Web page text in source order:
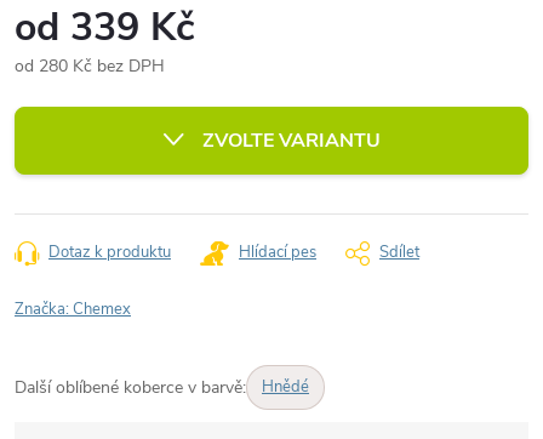
od 339 Kč
od 280 Kč bez DPH
cena:
ZVOLTE VARIANTU
Dotaz k produktu Hlídací pes Sdílet
Značka:Chemex
Další oblíbené koberce v barvě: Hnědé